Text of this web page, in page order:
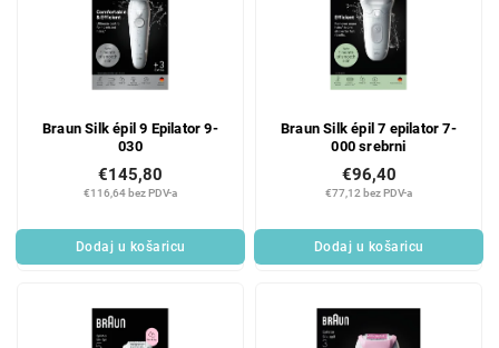
Braun Silk épil 9 Epilator 9-
030
€116,64 bez PDV-a
€145,80
Dodaj u košaricu
Braun Silk épil 7 epilator 7-
000 srebrni
€77,12 bez PDV-a
€96,40
Dodaj u košaricu